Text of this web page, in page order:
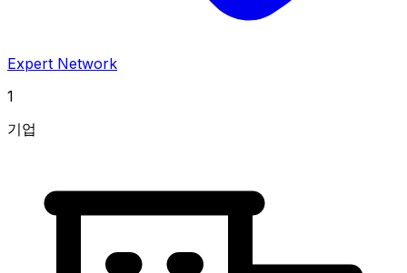
Expert Network
1
기업